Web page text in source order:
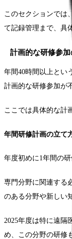
このセクションでは
て記録管理まで、具
計画的な研修参加
年間40時間以上とい
計画的な研修参加が
ここでは具体的な計
年間研修計画の立て
年度初めに1年間の
専門分野に関連する
のある分野や新しい
2025年度は特に遠隔
め、この分野の研修